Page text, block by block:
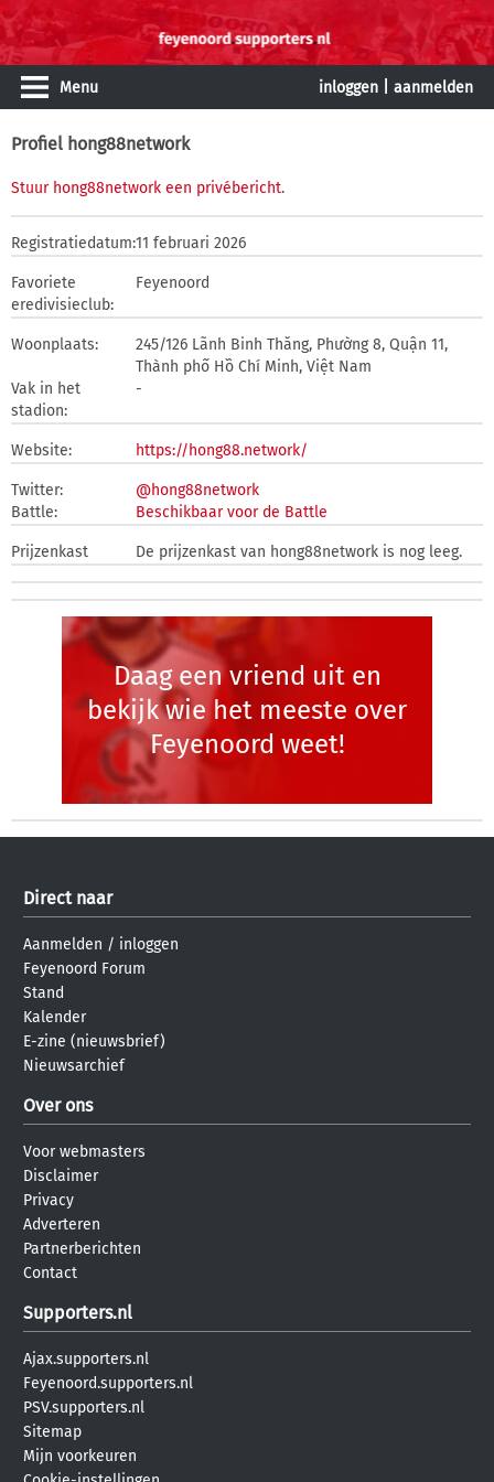
Menu inloggen aanmelden
Profiel hong88network
Stuur hong88network een privébericht.
Registratiedatum:11 februari 2026
Favoriete
eredivisieclub:
Feyenoord
Woonplaats:
245/126 Lãnh Binh Thăng, Phường 8, Quận 11,
Thành phố Hồ Chí Minh, Việt Nam
Vak in het
stadion:
-
Website: https://hong88.network/
Twitter:
@hong88network
Battle:
Beschikbaar voor de Battle
Prijzenkast De prijzenkast van hong88network is nog leeg.
Daag een vriend uit en
bekijk wie het meeste over
Feyenoord weet!
Direct naar
Aanmelden / inloggen
Feyenoord Forum
Stand
Kalender
E-zine (nieuwsbrief)
Nieuwsarchief
Over ons
Voor webmasters
Disclaimer
Privacy
Adverteren
Partnerberichten
Contact
Supporters.nl
Ajax.supporters.nl
Feyenoord.supporters.nl
PSV.supporters.nl
Sitemap
Mijn voorkeuren